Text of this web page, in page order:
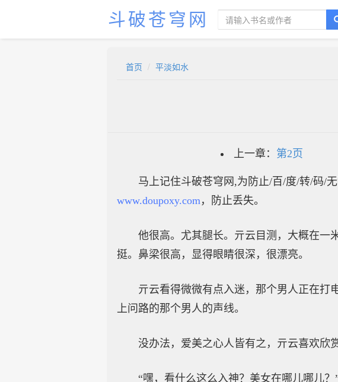
斗破苍穹网
首页 平淡如水
上一章： 第2页
马上记住斗破苍穹网,为防止/百/度/转/码/
www.doupoxy.com，防止丢失。
他很高。尤其腿长。亓云目测，大概在一
挺。鼻梁很高，显得眼睛很深，很漂亮。
亓云看得微微有点入迷，那个男人正在
上问路的那个男人的声线。
没办法，爱美之心人皆有之，亓云喜欢欣
“嘿，看什么这么入神？美女在哪儿哪儿